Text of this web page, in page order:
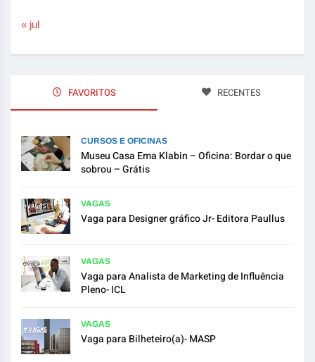
« jul
FAVORITOS RECENTES
CURSOS E OFICINAS
Museu Casa Ema Klabin – Oficina: Bordar o que
sobrou – Grátis
VAGAS
Vaga para Designer gráfico Jr- Editora Paullus
VAGAS
Vaga para Analista de Marketing de Influência
Pleno- ICL
VAGAS
Vaga para Bilheteiro(a)- MASP